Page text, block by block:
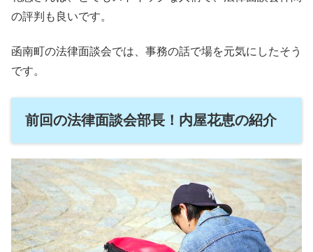
の評判も良いです。
函南町の法律面談会では、事務の話で場を元気にしたそう
です。
前回の法律面談会部長！内屋花恵の紹介